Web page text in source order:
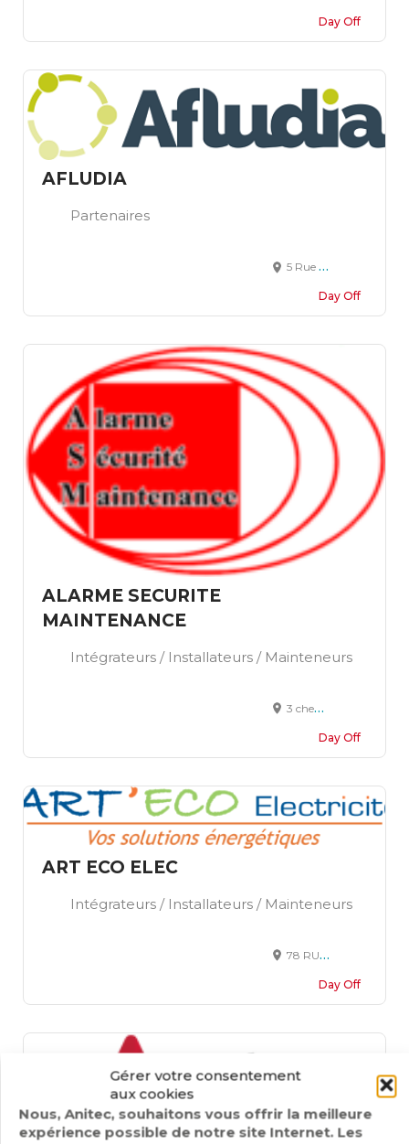
Gérer votre consentement
aux cookies
Nous, Anitec, souhaitons vous offrir la meilleure
expérience possible de notre site Internet. Les
Day Off
AFLUDIA
Partenaires
5 Rue Paul Langevin, 54320 Maxéville, France
Day Off
ALARME SECURITE
MAINTENANCE
Intégrateurs / Installateurs / Mainteneurs
3 chemin de Jacomit 05100 BRIANCON
Day Off
ART ECO ELEC
Intégrateurs / Installateurs / Mainteneurs
78 RUE DE LA PAIX 78390 BOIS D'ARCY
Day Off